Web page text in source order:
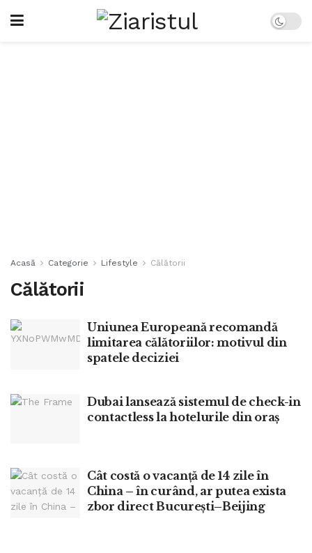
Acasă Categorie Lifestyle Călătorii
Călătorii
Uniunea Europeană recomandă
limitarea călătoriilor: motivul din
spatele deciziei
Dubai lansează sistemul de check-in
contactless la hotelurile din oraș
Cât costă o vacanță de 14 zile în
China – în curând, ar putea exista
zbor direct București–Beijing